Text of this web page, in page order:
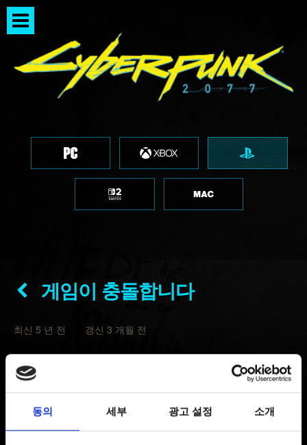
동의 세부 광고 설정 소개
게임이 충돌합니다
최신 5 년 전 갱신 3 개월 전
본체의 전원을 껐다가 켜면 성능 문제와 충돌, 블랙
스크린을 해결하는 데 도움이 됩니다. 이 방법을 따라 해도
게임이나 게임 데이터가 삭제되지 않습니다.
본체의 전원을 끕니다. 절전 모드로 들어가지 마세요.